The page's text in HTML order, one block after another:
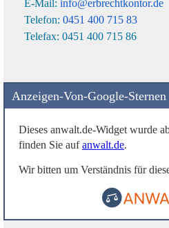
E-Mail: info@erbrechtkontor.de
Telefon: 0451 400 715 83
Telefax: 0451 400 715 86
Anzeigen-Von-Google-Sternen
Dieses anwalt.de-Widget wurde
finden Sie aufanwalt.de.
Wir bitten um Verständnis für